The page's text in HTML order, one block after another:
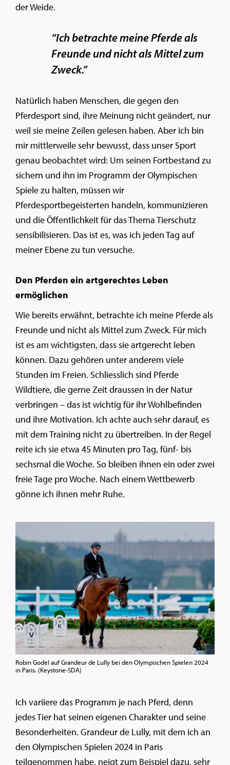
der Weide.
“Ich betrachte meine Pferde als
Freunde und nicht als Mittel zum
Zweck.”
Natürlich haben Menschen, die gegen den
Pferdesport sind, ihre Meinung nicht geändert, nur
weil sie meine Zeilen gelesen haben. Aber ich bin
mir mittlerweile sehr bewusst, dass unser Sport
genau beobachtet wird: Um seinen Fortbestand zu
sichern und ihn im Programm der Olympischen
Spiele zu halten, müssen wir
Pferdesportbegeisterten handeln, kommunizieren
und die Öffentlichkeit für das Thema Tierschutz
sensibilisieren. Das ist es, was ich jeden Tag auf
meiner Ebene zu tun versuche.
Den Pferden ein artgerechtes Leben
ermöglichen
Wie bereits erwähnt, betrachte ich meine Pferde als
Freunde und nicht als Mittel zum Zweck. Für mich
ist es am wichtigsten, dass sie artgerecht leben
können. Dazu gehören unter anderem viele
Stunden im Freien. Schliesslich sind Pferde
Wildtiere, die gerne Zeit draussen in der Natur
verbringen – das ist wichtig für ihr Wohlbefinden
und ihre Motivation. Ich achte auch sehr darauf, es
mit dem Training nicht zu übertreiben. In der Regel
reite ich sie etwa 45 Minuten pro Tag, fünf- bis
sechsmal die Woche. So bleiben ihnen ein oder zwei
freie Tage pro Woche. Nach einem Wettbewerb
gönne ich ihnen mehr Ruhe.
Robin Godel auf Grandeur de Lully bei den Olympischen Spielen 2024
in Paris. (Keystone-SDA)
Ich variiere das Programm je nach Pferd, denn
jedes Tier hat seinen eigenen Charakter und seine
Besonderheiten. Grandeur de Lully, mit dem ich an
den Olympischen Spielen 2024 in Paris
teilgenommen habe, neigt zum Beispiel dazu, sehr